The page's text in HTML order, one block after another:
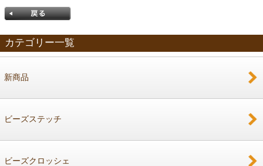
カテゴリー一覧
新商品
ビーズステッチ
ビーズクロッシェ